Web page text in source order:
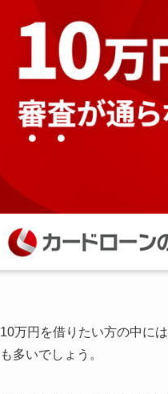
10万円を借りたい方の中には
も多いでしょう。